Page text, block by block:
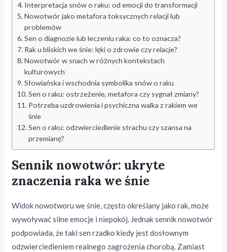
Interpretacja snów o raku: od emocji do transformacji
Nowotwór jako metafora toksycznych relacji lub
problemów
Sen o diagnozie lub leczeniu raka: co to oznacza?
Rak u bliskich we śnie: lęki o zdrowie czy relacje?
Nowotwór w snach w różnych kontekstach
kulturowych
Słowiańska i wschodnia symbolika snów o raku
Sen o raku: ostrzeżenie, metafora czy sygnał zmiany?
Potrzeba uzdrowienia i psychiczna walka z rakiem we
śnie
Sen o raku: odzwierciedlenie strachu czy szansa na
przemianę?
Sennik nowotwór: ukryte
znaczenia raka we śnie
Widok nowotworu we śnie, często określany jako rak, może
wywoływać silne emocje i niepokój. Jednak sennik nowotwór
podpowiada, że taki sen rzadko kiedy jest dosłownym
odzwierciedleniem realnego zagrożenia chorobą. Zamiast